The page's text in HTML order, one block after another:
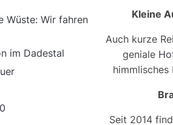
Wüste: Wir fahren
im Dadestal
Kleine
Auch kurze
geniale
himmlisches
Seit 2014